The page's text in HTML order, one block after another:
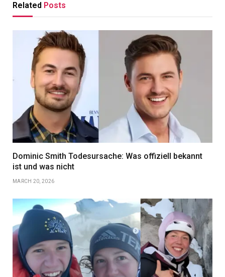
Related Posts
Dominic Smith Todesursache: Was offiziell bekannt
ist und was nicht
MARCH 20, 2026